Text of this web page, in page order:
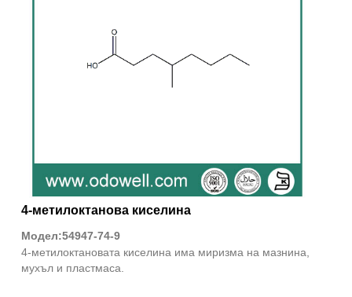
4-метилоктанова киселина
Модел:54947-74-9
4-метилоктановата киселина има миризма на мазнина,
мухъл и пластмаса.